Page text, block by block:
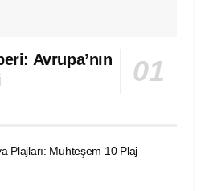
Avrupa’nın
Plajları: Muhteşem 10 Plaj